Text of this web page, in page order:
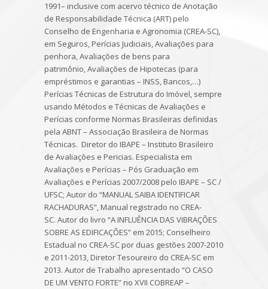
1991– inclusive com acervo técnico de Anotação
de Responsabilidade Técnica (ART) pelo
Conselho de Engenharia e Agronomia (CREA-SC),
em Seguros, Perícias Judiciais, Avaliações para
penhora, Avaliações de bens para
patrimônio, Avaliações de Hipotecas (para
empréstimos e garantias – INSS, Bancos,…)
Perícias Técnicas de Estrutura do Imóvel, sempre
usando Métodos e Técnicas de Avaliações e
Perícias conforme Normas Brasileiras definidas
pela ABNT – Associação Brasileira de Normas
Técnicas. Diretor do IBAPE – Instituto Brasileiro
de Avaliações e Pericias. Especialista em
Avaliações e Perícias – Pós Graduação em
Avaliações e Perícias 2007/2008 pelo IBAPE – SC /
UFSC; Autor do “MANUAL SAIBA IDENTIFICAR
RACHADURAS”, Manual registrado no CREA-
SC. Autor do livro “A INFLUÊNCIA DAS VIBRAÇÕES
SOBRE AS EDIFICAÇÕES” em 2015; Conselheiro
Estadual no CREA-SC por duas gestões 2007-2010
e 2011-2013, Diretor Tesoureiro do CREA-SC em
2013. Autor de Trabalho apresentado “O CASO
DE UM VENTO FORTE” no XVII COBREAP –